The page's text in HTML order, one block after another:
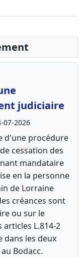
judiciaire
07-2026
d'une procédure
cessation des
mandataire
en la personne
de Lorraine
créances sont
ou sur le
L.814-2
dans les deux
Bodacc.